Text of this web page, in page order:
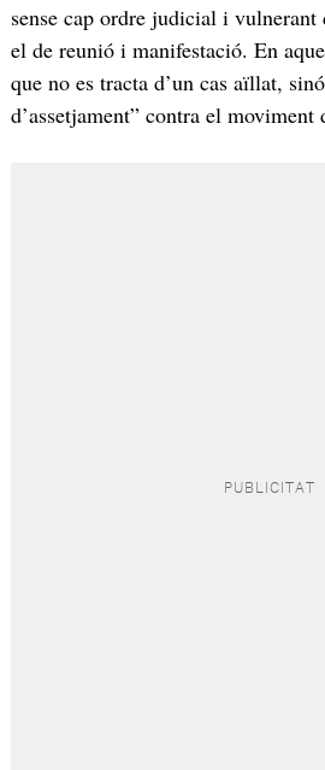
sense cap ordre judicial i vulnerant
el de reunió i manifestació. En
que no es tracta d’un cas aïllat,
d’assetjament” contra el moviment